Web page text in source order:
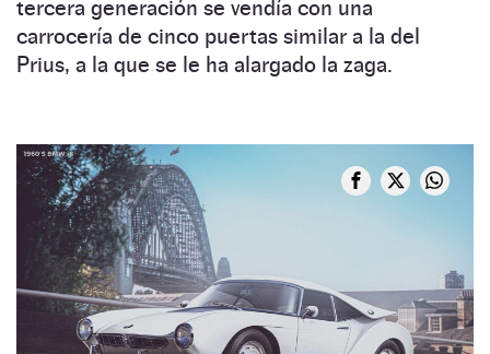
tercera generación se vendía con una
carrocería de cinco puertas similar a la del
Prius, a la que se le ha alargado la zaga.